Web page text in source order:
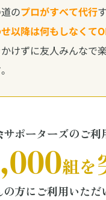
のプロがすべて代行
以降は何もしなくて
けずに友人みんなで
サポーターズのご利
組を
の方にご利用いただ